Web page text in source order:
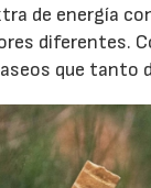
de energía
diferentes.
que